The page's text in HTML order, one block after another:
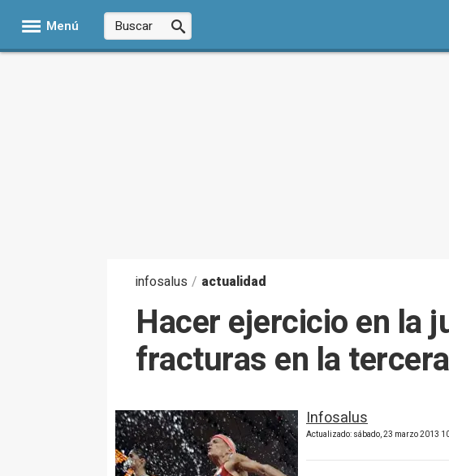
Menú
infosalus / actualidad
Hacer ejercicio en la
fracturas en la
Infosalus
Actualizado: sábado, 23 marzo 2013